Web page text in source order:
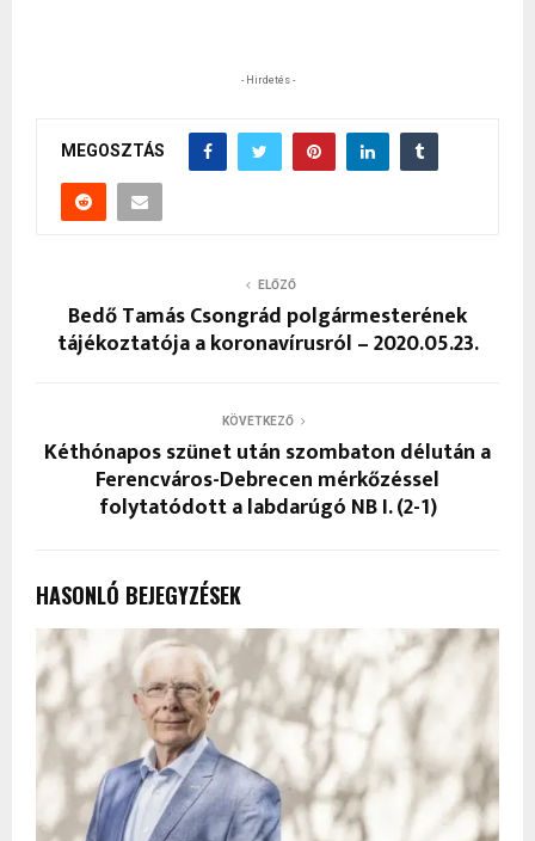
- Hirdetés -
MEGOSZTÁS
ELŐZŐ
Bedő Tamás Csongrád polgármesterének
tájékoztatója a koronavírusról – 2020.05.23.
KÖVETKEZŐ
Kéthónapos szünet után szombaton délután a
Ferencváros-Debrecen mérkőzéssel
folytatódott a labdarúgó NB I. (2-1)
HASONLÓ BEJEGYZÉSEK